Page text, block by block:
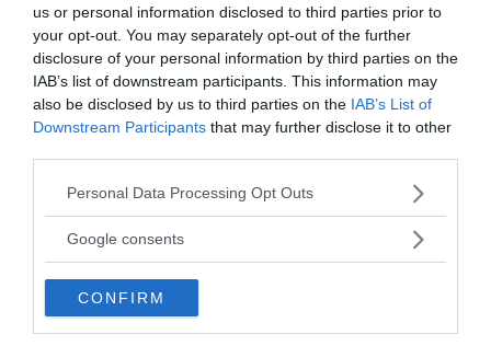
us or personal information disclosed to third parties prior to
your opt-out. You may separately opt-out of the further
disclosure of your personal information by third parties on the
IAB’s list of downstream participants. This information may
also be disclosed by us to third parties on the IAB’s List of
Downstream Participants that may further disclose it to other
Please note that this website/app uses one or more Google
not limited to your visit or usage behaviour. You may click to
use your data for below specified purposes in below Google
consent section.
Personal Data Processing Opt Outs
Google consents
CONFIRM
NewsVoice redaktion
nyheter@newsvoice.se